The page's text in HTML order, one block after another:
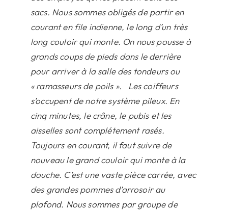
sacs. Nous sommes obligés de partir en
courant en file indienne, le long d’un très
long couloir qui monte. On nous pousse à
grands coups de pieds dans le derrière
pour arriver à la salle des tondeurs ou
« ramasseurs de poils ». Les coiffeurs
s’occupent de notre système pileux. En
cinq minutes, le crâne, le pubis et les
aisselles sont complétement rasés.
Toujours en courant, il faut suivre de
nouveau le grand couloir qui monte à la
douche. C’est une vaste pièce carrée, avec
des grandes pommes d’arrosoir au
plafond. Nous sommes par groupe de